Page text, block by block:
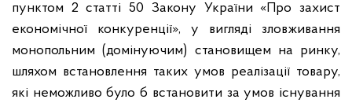
пунктом 2 статті 50 Закону України «Про захист
економічної конкуренції», у вигляді зловживання
монопольним (домінуючим) становищем на ринку,
шляхом встановлення таких умов реалізації товару,
які неможливо було б встановити за умов існування